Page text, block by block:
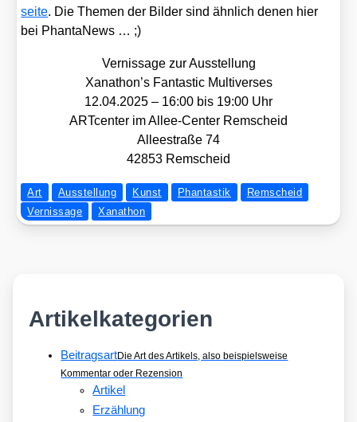
sei­te. Die The­men der Bil­der sind ähn­lich denen hier
bei Phan­ta­News … ;)
Ver­nis­sa­ge zur Aus­stel­lung
Xanathon’s Fan­ta­stic Mul­ti­ver­ses
12.04.2025 – 16:00 bis 19:00 Uhr
ART­cen­ter im Allee-Cen­ter Rem­scheid
Allee­stra­ße 74
42853 Rem­scheid
Art Ausstellung Kunst Phantastik
Remscheid
Vernissage
Xanathon
Artikelkategorien
BeitragsartDie Art des Artikels, also beispielsweise
Kommentar oder Rezension
Artikel
Erzählung